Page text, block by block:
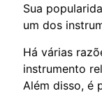
Sua
um dos
Há várias
instrumento
Além disso, é